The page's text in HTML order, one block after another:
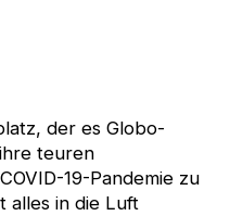
der es Globo-
teuren
19-Pandemie zu
alles in die Luft